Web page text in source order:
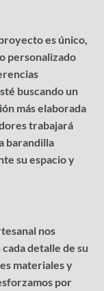
es único,
personalizado
buscando un
más elaborada
trabajará
barandilla
su espacio y
nos
detalle de su
materiales y
por